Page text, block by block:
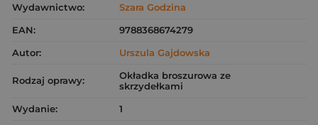
Wydawnictwo:
Szara Godzina
EAN:
9788368674279
Autor:
Urszula Gajdowska
Rodzaj oprawy:
Okładka broszurowa ze
skrzydełkami
Wydanie:
1